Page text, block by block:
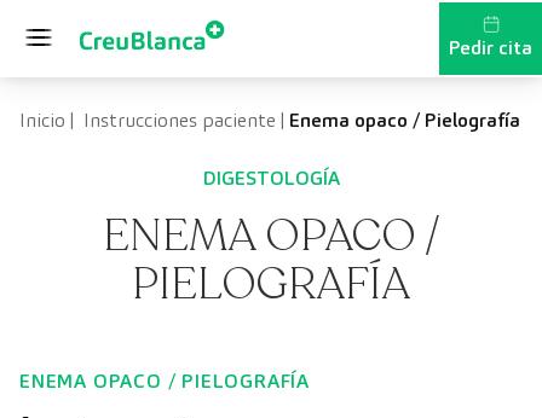
Pedir cita
Inicio | Instrucciones paciente | Enema opaco / Pielografía
DIGESTOLOGÍA
ENEMA OPACO /
PIELOGRAFÍA
ENEMA OPACO / PIELOGRAFÍA